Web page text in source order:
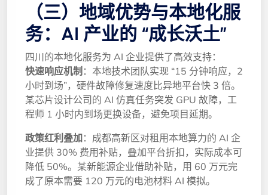
（三）地域优势与本地化服
务：AI 产业的 “成长沃土”
四川的本地化服务为 AI 企业提供了高效支持：
快速响应机制 ：本地技术团队实现 “15 分钟响应，2
小时到场”，硬件故障修复速度比异地平台快 3 倍。
某芯片设计公司的 AI 仿真任务突发 GPU 故障，工
程师 1 小时内到场更换设备，避免项目延期。
政策红利叠加：成都高新区对租用本地算力的 AI 企
业提供 30% 费用补贴，叠加平台折扣，实际成本可
降低 50%。某新能源企业借助补贴，用 60 万元完
成了原本需要 120 万元的电池材料 AI 模拟。